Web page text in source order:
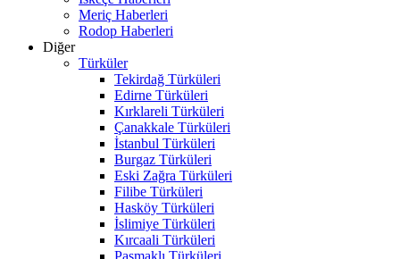
Meriç Haberleri
Rodop Haberleri
Diğer
Türküler
Tekirdağ Türküleri
Edirne Türküleri
Kırklareli Türküleri
Çanakkale Türküleri
İstanbul Türküleri
Burgaz Türküleri
Eski Zağra Türküleri
Filibe Türküleri
Hasköy Türküleri
İslimiye Türküleri
Kırcaali Türküleri
Paşmaklı Türküleri